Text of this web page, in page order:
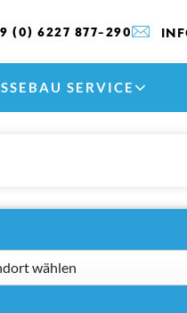
(0) 6227 877-290
SERVICE
wählen